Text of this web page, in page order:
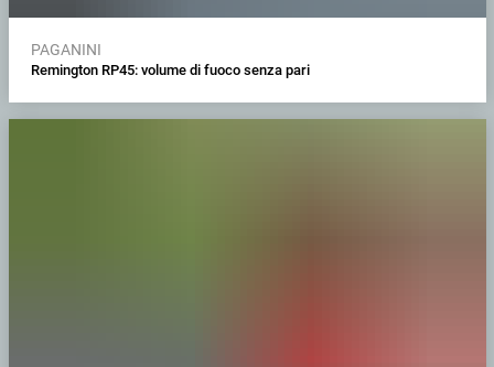
PAGANINI
Remington RP45: volume di fuoco senza pari